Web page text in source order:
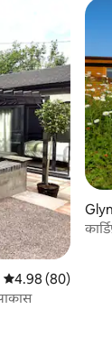
औसत रेटिंग 5 में से
4.98 (80)